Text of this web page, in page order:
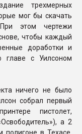
трехмерных
мог бы скачать
этом чертежи
чтобы каждый
доработки и
главе с Уилсоном
ничего не было
собрал первый
пистолет,
а 2
в Техасе.